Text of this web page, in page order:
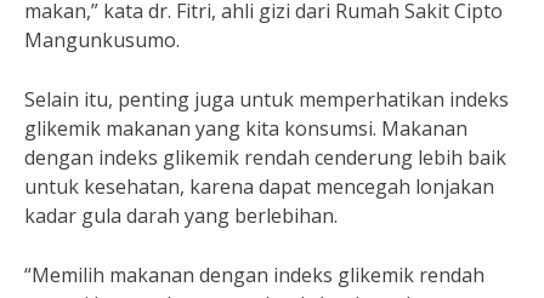
makan,” kata dr. Fitri, ahli gizi dari Rumah Sakit Cipto
Mangunkusumo.
Selain itu, penting juga untuk memperhatikan indeks
glikemik makanan yang kita konsumsi. Makanan
dengan indeks glikemik rendah cenderung lebih baik
untuk kesehatan, karena dapat mencegah lonjakan
kadar gula darah yang berlebihan.
“Memilih makanan dengan indeks glikemik rendah